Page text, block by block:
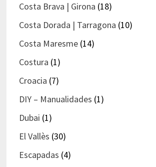
Costa Brava | Girona (18)
Costa Dorada | Tarragona (10)
Costa Maresme(14)
Costura (1)
Croacia (7)
DIY – Manualidades (1)
Dubai (1)
El Vallès (30)
Escapadas (4)